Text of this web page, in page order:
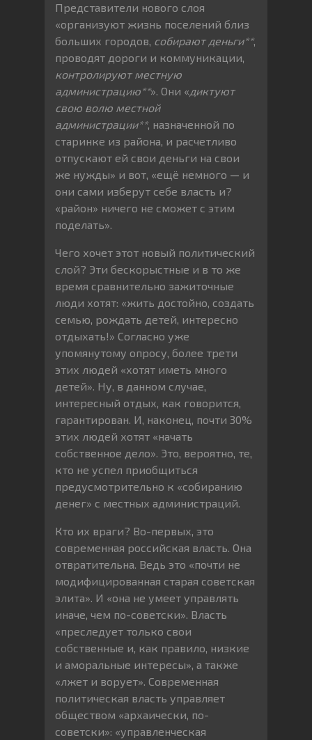
Представители нового слоя
«организуют жизнь поселений близ
больших городов, собирают деньги**,
проводят дороги и коммуникации,
контролируют местную
администрацию**». Они «диктуют
свою волю местной
администрации**, назначенной по
старинке из района, и расчетливо
отпускают ей свои деньги на свои
же нужды» и вот, «ещё немного — и
они сами изберут себе власть и?
«район» ничего не сможет с этим
поделать».
Чего хочет этот новый политический
слой? Эти бескорыстные и в то же
время сравнительно зажиточные
люди хотят: «жить достойно, создать
семью, рождать детей, интересно
отдыхать!» Согласно уже
упомянутому опросу, более трети
этих людей «хотят иметь много
детей». Ну, в данном случае,
интересный отдых, как говорится,
гарантирован. И, наконец, почти 30%
этих людей хотят «начать
собственное дело». Это, вероятно, те,
кто не успел приобщиться
предусмотрительно к «собиранию
денег» с местных администраций.
Кто их враги? Во-первых, это
современная российская власть. Она
отвратительна. Ведь это «почти не
модифицированная старая советская
элита». И «она не умеет управлять
иначе, чем по-советски». Власть
«преследует только свои
собственные и, как правило, низкие
и аморальные интересы», а также
«лжет и ворует». Современная
политическая власть управляет
обществом «архаически, по-
советски»: «управленческая